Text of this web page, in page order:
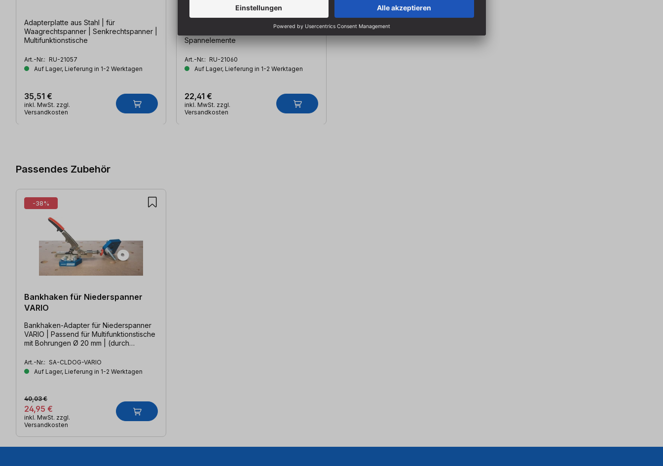
Adapterplatte aus Stahl | für
Waagrechtspanner | Senkrechtspanner |
Multifunktionstische
Art.-Nr.: RU-21057
Auf Lager, Lieferung in 1-2 Werktagen
35,51 €
inkl. MwSt. zzgl.
Versandkosten
Adapterblock von RUWI | Adapterblock
Spannelemente
Art.-Nr.: RU-21060
Auf Lager, Lieferung in 1-2 Werktagen
22,41 €
inkl. MwSt. zzgl.
Versandkosten
Passendes Zubehör
-38%
Bankhaken für Niederspanner
VARIO
Bankhaken-Adapter für Niederspanner
VARIO | Passend für Multifunktionstische
mit Bohrungen Ø 20 mm | (durch
mm, Ø 25,4 mm & Ø 30 mm) |
Art.-Nr.: SA-CLDOG-VARIO
Auf Lager, Lieferung in 1-2 Werktagen
24,95 €
40,03 €
inkl. MwSt. zzgl.
Versandkosten